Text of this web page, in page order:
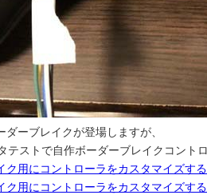
ーブレイクが登場しますが、
テストで自作ボーダーブレイクコント
ク用にコントローラをカスタマイズする
ク用にコントローラをカスタマイズする